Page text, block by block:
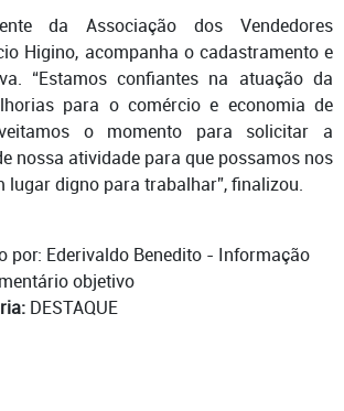
da Associação dos Vendedores
Higino, acompanha o cadastramento e
“Estamos confiantes na atuação da
para o comércio e economia de
o momento para solicitar a
nossa atividade para que possamos nos
lugar digno para trabalhar”, finalizou.
por: Ederivaldo Benedito - Informação
objetivo
DESTAQUE